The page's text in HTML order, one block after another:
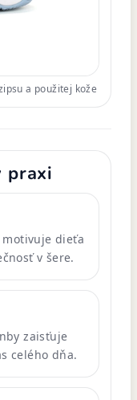
a použitej kože
praxi
motivuje dieťa
v šere.
zaisťuje
celého dňa.